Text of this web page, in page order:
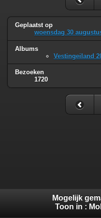
Geplaatst op
woensdag 30
Albums
Vestingeiland
Bezoeken
1720
Mogelijk
Toon in :